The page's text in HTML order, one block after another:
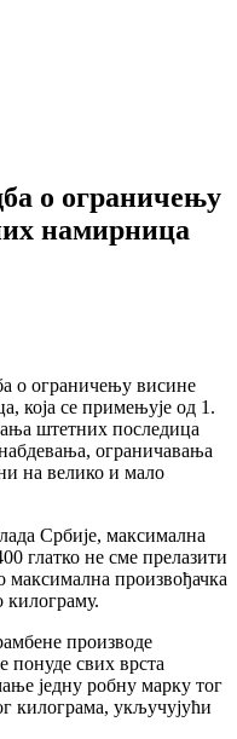
о ограничењу
намирница
о ограничењу висине
која се примењује од 1.
штетних последица
ограничавања
на велико и мало
Србије, максимална
глатко не сме прелазити
максимална произвођачка
килограму.
производе
понуде свих врста
једну робну марку тог
килограма, укључујући